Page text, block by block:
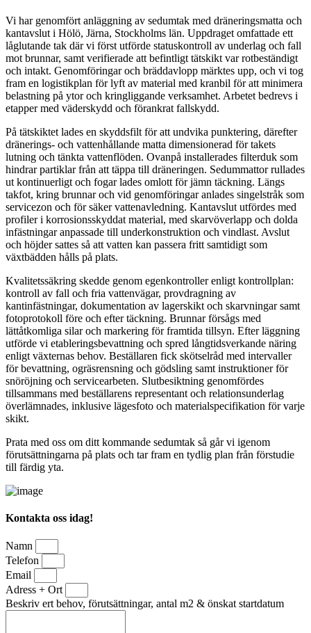
Vi har genomfört anläggning av sedumtak med dräneringsmatta och
kantavslut i Hölö, Järna, Stockholms län. Uppdraget omfattade ett
låglutande tak där vi först utförde statuskontroll av underlag och fall
mot brunnar, samt verifierade att befintligt tätskikt var rotbeständigt
och intakt. Genomföringar och bräddavlopp märktes upp, och vi tog
fram en logistikplan för lyft av material med kranbil för att minimera
belastning på ytor och kringliggande verksamhet. Arbetet bedrevs i
etapper med väderskydd och förankrat fallskydd.
På tätskiktet lades en skyddsfilt för att undvika punktering, därefter
dränerings- och vattenhållande matta dimensionerad för takets
lutning och tänkta vattenflöden. Ovanpå installerades filterduk som
hindrar partiklar från att täppa till dräneringen. Sedummattor rullades
ut kontinuerligt och fogar lades omlott för jämn täckning. Längs
takfot, kring brunnar och vid genomföringar anlades singelstråk som
servicezon och för säker vattenavledning. Kantavslut utfördes med
profiler i korrosionsskyddat material, med skarvöverlapp och dolda
infästningar anpassade till underkonstruktion och vindlast. Avslut
och höjder sattes så att vatten kan passera fritt samtidigt som
växtbädden hålls på plats.
Kvalitetssäkring skedde genom egenkontroller enligt kontrollplan:
kontroll av fall och fria vattenvägar, provdragning av
kantinfästningar, dokumentation av lagerskikt och skarvningar samt
fotoprotokoll före och efter täckning. Brunnar försågs med
lättåtkomliga silar och markering för framtida tillsyn. Efter läggning
utförde vi etableringsbevattning och spred långtidsverkande näring
enligt växternas behov. Beställaren fick skötselråd med intervaller
för bevattning, ogräsrensning och gödsling samt instruktioner för
snöröjning och servicearbeten. Slutbesiktning genomfördes
tillsammans med beställarens representant och relationsunderlag
överlämnades, inklusive lägesfoto och materialspecifikation för varje
skikt.
Prata med oss om ditt kommande sedumtak så går vi igenom
förutsättningarna på plats och tar fram en tydlig plan från förstudie
till färdig yta.
Kontakta oss idag!
Namn
Telefon
Email
Adress + Ort
Beskriv ert behov, förutsättningar, antal m2 & önskat startdatum